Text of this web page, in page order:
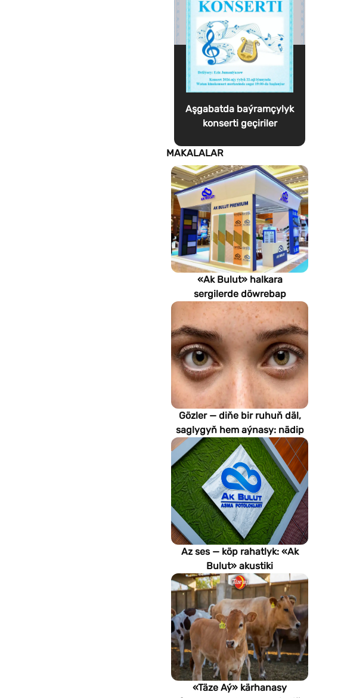
Aşgabatda baýramçylyk
konserti geçiriler
MAKALALAR
«Ak Bulut» halkara
sergilerde döwrebap
gurluşyk çözgütlerini
görkezýär
Gözler — diňe bir ruhuň däl,
saglygyň hem aýnasy: nädip
emeli aň keselleri suratlar
arkaly anyklaýar?
Az ses — köp rahatlyk: «Ak
Bulut» akustiki
potoloklarynyň
artykmaçlyklary
«Täze Aý» kärhanasy